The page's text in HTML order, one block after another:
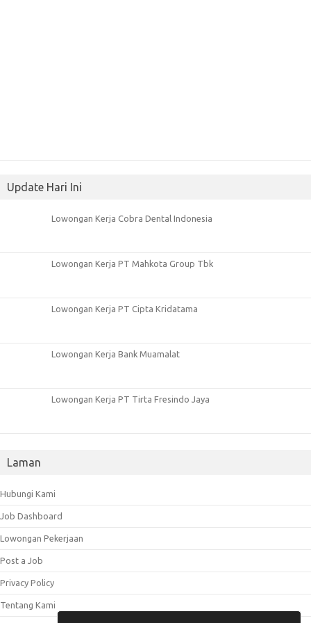
Update Hari Ini
Lowongan Kerja Cobra Dental Indonesia
Lowongan Kerja PT Mahkota Group Tbk
Lowongan Kerja PT Cipta Kridatama
Lowongan Kerja Bank Muamalat
Lowongan Kerja PT Tirta Fresindo Jaya
Laman
Hubungi Kami
Job Dashboard
Lowongan Pekerjaan
Post a Job
Privacy Policy
Tentang Kami